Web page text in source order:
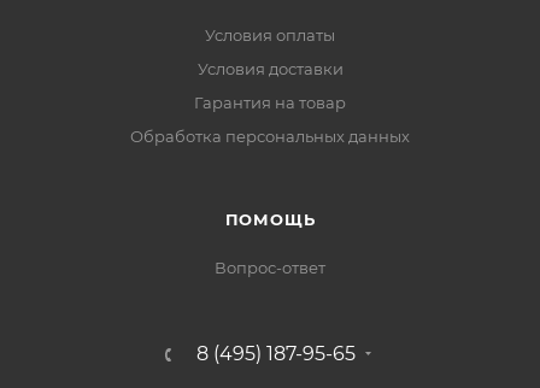
Условия оплаты
Условия доставки
Гарантия на товар
Обработка персональных данных
ПОМОЩЬ
Вопрос-ответ
8 (495) 187-95-65